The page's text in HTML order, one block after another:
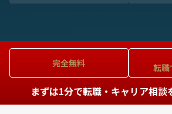
完全無料
転職
まずは1分で転職・キャリア相談